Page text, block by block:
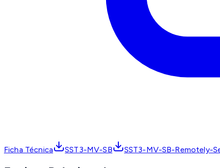
Ficha Técnica SST3-MV-SB SST3-MV-SB-Remotely-